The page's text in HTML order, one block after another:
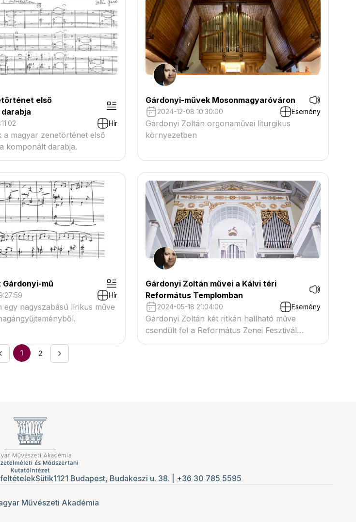
első
Hír
a magyar zenetörténet első
komponált darabja.
Gárdonyi-művek Mosonmagyaróváron
2024-12-08 10:30:00 Esemény
Gárdonyi Zoltán orgonaművei liturgikus
környezetben
Gárdonyi-mű
Hír
egy nagyszabású lírikus műve
Gárdonyi Zoltán művei a Kálvi téri
Református Templomban
2024-05-18 21:04:00 Esemény
Gárdonyi Zoltán két ritkán hallható műve
csendült fel a Református Zenei Fesztivál
keretein belül.
1 2
feltételekSütik1121 Budapest, Budakeszi u. 38. +36 30 785 5595
Művészeti Akadémia